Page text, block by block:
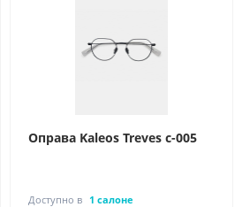
Оправа Kaleos Treves c-005
Доступно в 1 салоне